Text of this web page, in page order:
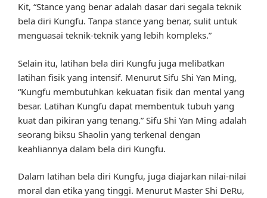
Kit, “Stance yang benar adalah dasar dari segala teknik
bela diri Kungfu. Tanpa stance yang benar, sulit untuk
menguasai teknik-teknik yang lebih kompleks.”
Selain itu, latihan bela diri Kungfu juga melibatkan
latihan fisik yang intensif. Menurut Sifu Shi Yan Ming,
“Kungfu membutuhkan kekuatan fisik dan mental yang
besar. Latihan Kungfu dapat membentuk tubuh yang
kuat dan pikiran yang tenang.” Sifu Shi Yan Ming adalah
seorang biksu Shaolin yang terkenal dengan
keahliannya dalam bela diri Kungfu.
Dalam latihan bela diri Kungfu, juga diajarkan nilai-nilai
moral dan etika yang tinggi. Menurut Master Shi DeRu,